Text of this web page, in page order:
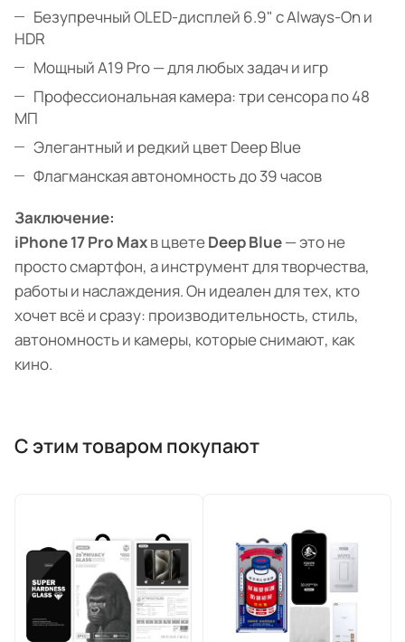
Безупречный OLED-дисплей 6.9" с Always-On и
HDR
Мощный A19 Pro — для любых задач и игр
Профессиональная камера: три сенсора по 48
МП
Элегантный и редкий цвет Deep Blue
Флагманская автономность до 39 часов
Заключение:
iPhone 17 Pro Maxв цветеDeep Blue— это не
просто смартфон, а инструмент для творчества,
работы и наслаждения. Он идеален для тех, кто
хочет всё и сразу: производительность, стиль,
автономность и камеры, которые снимают, как
кино.
С этим товаром покупают